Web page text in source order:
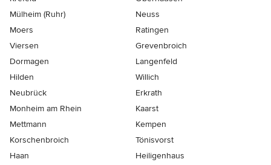
Mülheim (Ruhr)
Neuss
Moers
Ratingen
Viersen
Grevenbroich
Dormagen
Langenfeld
Hilden
Willich
Neubrück
Erkrath
Monheim am Rhein
Kaarst
Mettmann
Kempen
Korschenbroich
Tönisvorst
Haan
Heiligenhaus